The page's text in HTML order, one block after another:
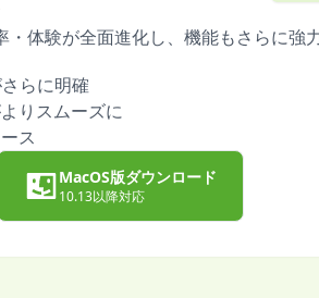
体験が全面進化し、機能もさらに強
らに明確
りスムーズに
ス
MacOS版ダウンロード
10.13以降対応